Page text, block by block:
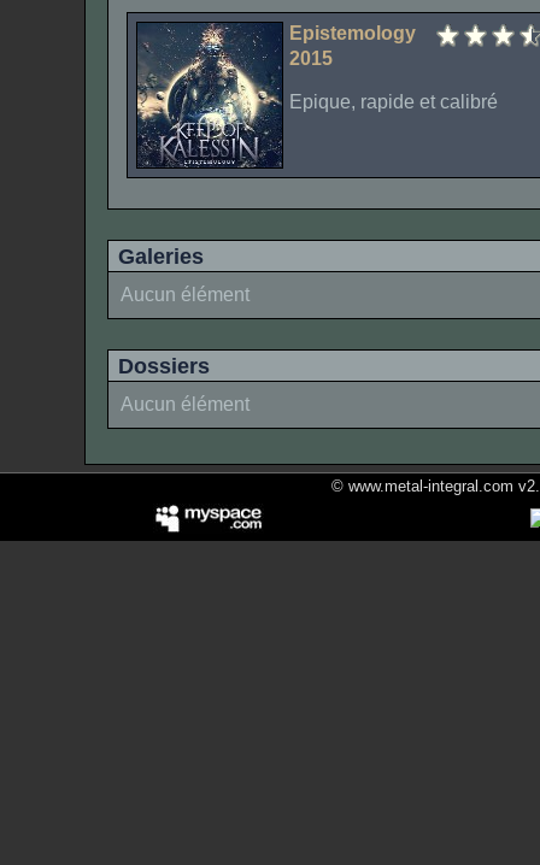
Epistemology
2015
Epique, rapide et calibré
Galeries
Aucun élément
Dossiers
Aucun élément
© www.metal-integral.com